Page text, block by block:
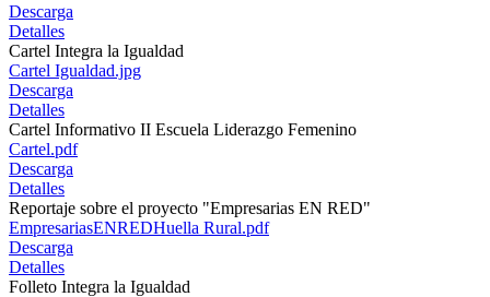
Descarga
Detalles
Cartel Integra la Igualdad
Cartel Igualdad.jpg
Descarga
Detalles
Cartel Informativo II Escuela Liderazgo Femenino
Cartel.pdf
Descarga
Detalles
Reportaje sobre el proyecto "Empresarias EN RED"
EmpresariasENREDHuella Rural.pdf
Descarga
Detalles
Folleto Integra la Igualdad